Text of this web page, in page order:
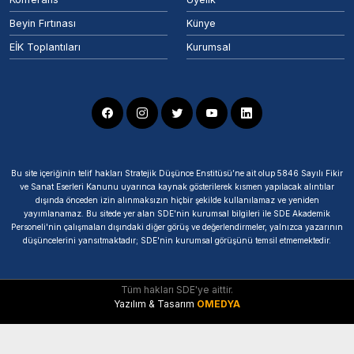
Beyin Fırtınası
EİK Toplantıları
Künye
Kurumsal
Bu site içeriğinin telif hakları Stratejik Düşünce Enstitüsü’ne ait olup 5846 Sayılı Fikir
ve Sanat Eserleri Kanunu uyarınca kaynak gösterilerek kısmen yapılacak alıntılar
dışında önceden izin alınmaksızın hiçbir şekilde kullanılamaz ve yeniden
yayımlanamaz. Bu sitede yer alan SDE'nin kurumsal bilgileri ile SDE Akademik
Personeli'nin çalışmaları dışındaki diğer görüş ve değerlendirmeler, yalnızca yazarının
düşüncelerini yansıtmaktadır; SDE'nin kurumsal görüşünü temsil etmemektedir.
Tüm hakları SDE'ye aittir.
Yazılım & Tasarım OMEDYA